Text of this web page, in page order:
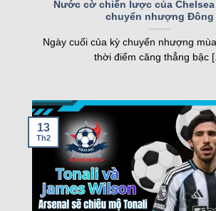
nghiệp, kqbd ngày càng khẳng định
mình.
Các tính năng nổi bật của
Nước cờ chiến lược của
chuyển nhượng Đông
Ngày cuối của kỳ chuyển nhượng
thời điểm căng thẳng bậc
13
Th2